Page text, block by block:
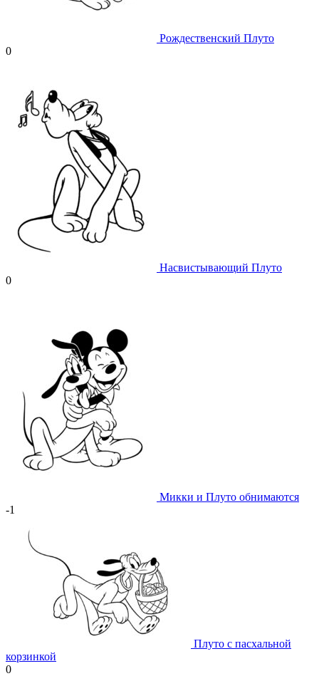
Рождественский Плуто
0
Насвистывающий Плуто
0
Микки и Плуто обнимаются
-1
Плуто с пасхальной
корзинкой
0